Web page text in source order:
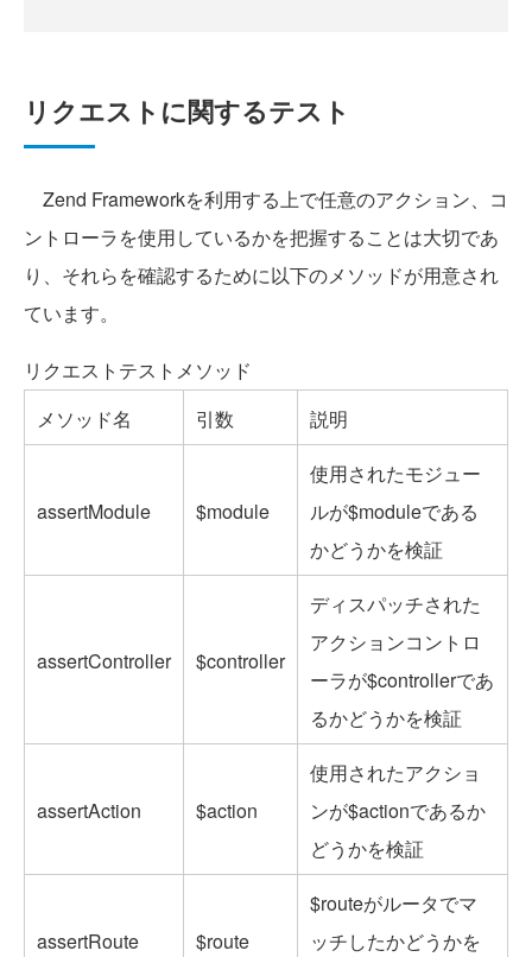
リクエストに関するテスト
Zend Frameworkを利用する上で任意のアクション、コ
ントローラを使用しているかを把握することは大切であ
り、それらを確認するために以下のメソッドが用意され
ています。
リクエストテストメソッド
メソッド名
引数 説明
assertModule $module
使用されたモジュー
ルが$moduleである
かどうかを検証
assertController $controller
ディスパッチされた
アクションコントロ
ーラが$controllerであ
るかどうかを検証
assertAction $action
使用されたアクショ
ンが$actionであるか
どうかを検証
assertRoute $route
$routeがルータでマ
ッチしたかどうかを